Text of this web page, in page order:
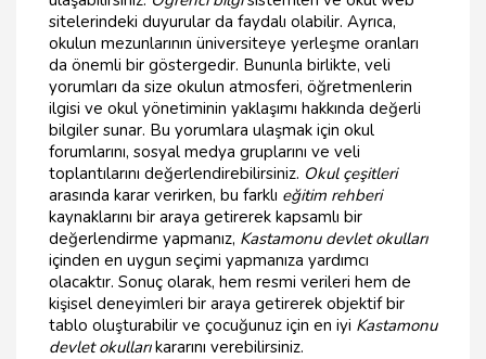
sitelerindeki duyurular da faydalı olabilir. Ayrıca,
okulun mezunlarının üniversiteye yerleşme oranları
da önemli bir göstergedir. Bununla birlikte, veli
yorumları da size okulun atmosferi, öğretmenlerin
ilgisi ve okul yönetiminin yaklaşımı hakkında değerli
bilgiler sunar. Bu yorumlara ulaşmak için okul
forumlarını, sosyal medya gruplarını ve veli
toplantılarını değerlendirebilirsiniz. Okul çeşitleri
arasında karar verirken, bu farklı eğitim rehberi
kaynaklarını bir araya getirerek kapsamlı bir
değerlendirme yapmanız, Kastamonu devlet okulları
içinden en uygun seçimi yapmanıza yardımcı
olacaktır. Sonuç olarak, hem resmi verileri hem de
kişisel deneyimleri bir araya getirerek objektif bir
tablo oluşturabilir ve çocuğunuz için en iyi Kastamonu
devlet okullarıkararını verebilirsiniz.